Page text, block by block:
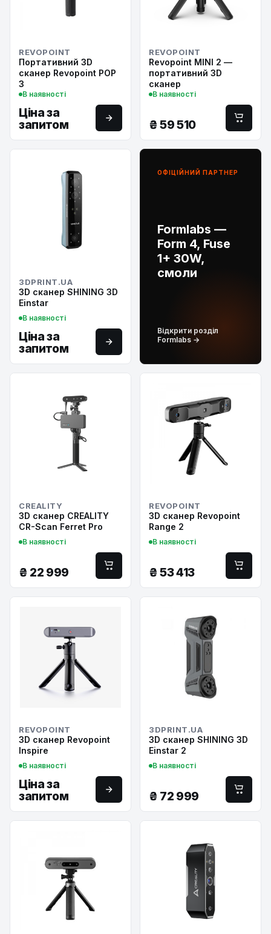
REVOPOINT
Портативний 3D
сканер Revopoint POP
3
В наявності
Ціна за
запитом
REVOPOINT
Revopoint MINI 2 —
портативний 3D
сканер
В наявності
₴ 59 510
3DPRINT.UA
3D сканер SHINING 3D
Einstar
В наявності
Ціна за
запитом
ОФІЦІЙНИЙ ПАРТНЕР
Formlabs —
Form 4, Fuse
1+ 30W,
смоли
Відкрити розділ
Formlabs →
CREALITY
3D сканер CREALITY
CR-Scan Ferret Pro
В наявності
₴ 22 999
REVOPOINT
3D сканер Revopoint
Range 2
В наявності
₴ 53 413
REVOPOINT
3D сканер Revopoint
Inspire
В наявності
Ціна за
запитом
3DPRINT.UA
3D сканер SHINING 3D
Einstar 2
В наявності
₴ 72 999